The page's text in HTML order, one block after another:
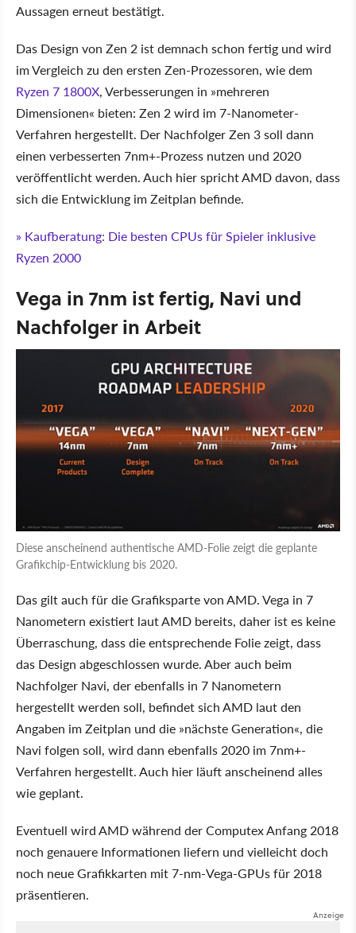
Aussagen erneut bestätigt.
Das Design von Zen 2 ist demnach schon fertig und wird
im Vergleich zu den ersten Zen-Prozessoren, wie dem
Ryzen 7 1800X, Verbesserungen in »mehreren
Dimensionen« bieten: Zen 2 wird im 7-Nanometer-
Verfahren hergestellt. Der Nachfolger Zen 3 soll dann
einen verbesserten 7nm+-Prozess nutzen und 2020
veröffentlicht werden. Auch hier spricht AMD davon, dass
sich die Entwicklung im Zeitplan befinde.
» Kaufberatung: Die besten CPUs für Spieler inklusive
Ryzen 2000
Vega in 7nm ist fertig, Navi und
Nachfolger in Arbeit
Diese anscheinend authentische AMD-Folie zeigt die geplante
Grafikchip-Entwicklung bis 2020.
Das gilt auch für die Grafiksparte von AMD. Vega in 7
Nanometern existiert laut AMD bereits, daher ist es keine
Überraschung, dass die entsprechende Folie zeigt, dass
das Design abgeschlossen wurde. Aber auch beim
Nachfolger Navi, der ebenfalls in 7 Nanometern
hergestellt werden soll, befindet sich AMD laut den
Angaben im Zeitplan und die »nächste Generation«, die
Navi folgen soll, wird dann ebenfalls 2020 im 7nm+-
Verfahren hergestellt. Auch hier läuft anscheinend alles
wie geplant.
Eventuell wird AMD während der Computex Anfang 2018
noch genauere Informationen liefern und vielleicht doch
noch neue Grafikkarten mit 7-nm-Vega-GPUs für 2018
präsentieren.